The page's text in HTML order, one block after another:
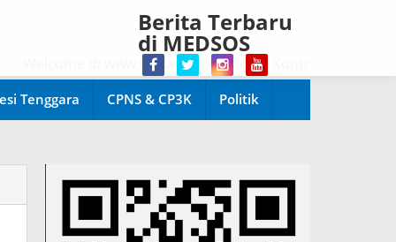
Berita Terbaru
di MEDSOS
di www.harianpopuler.com Kontributor Liputan
Tenggara CPNS & CP3K Politik